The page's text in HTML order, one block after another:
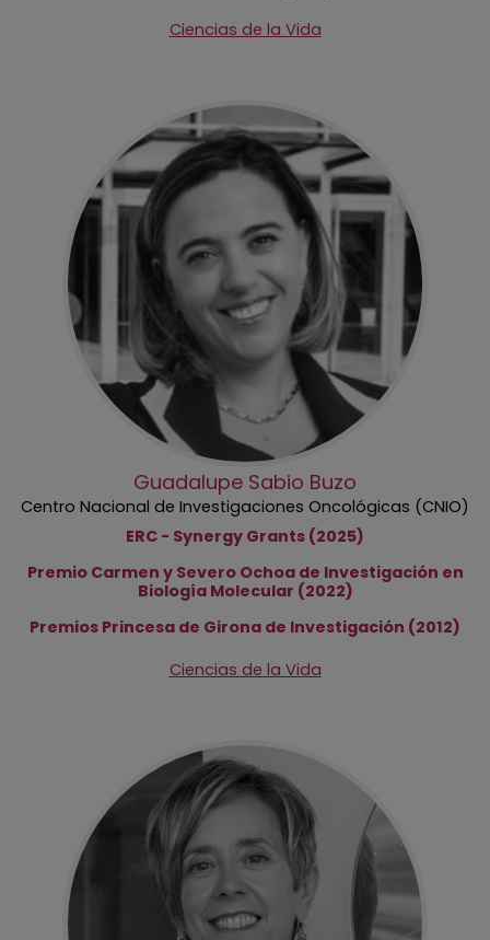
Ciencias de la Vida
Guadalupe Sabio Buzo
Centro Nacional de Investigaciones Oncológicas (CNIO)
ERC - Synergy Grants (2025)
Premio Carmen y Severo Ochoa de Investigación en
Biología Molecular (2022)
Premios Princesa de Girona de Investigación (2012)
Ciencias de la Vida